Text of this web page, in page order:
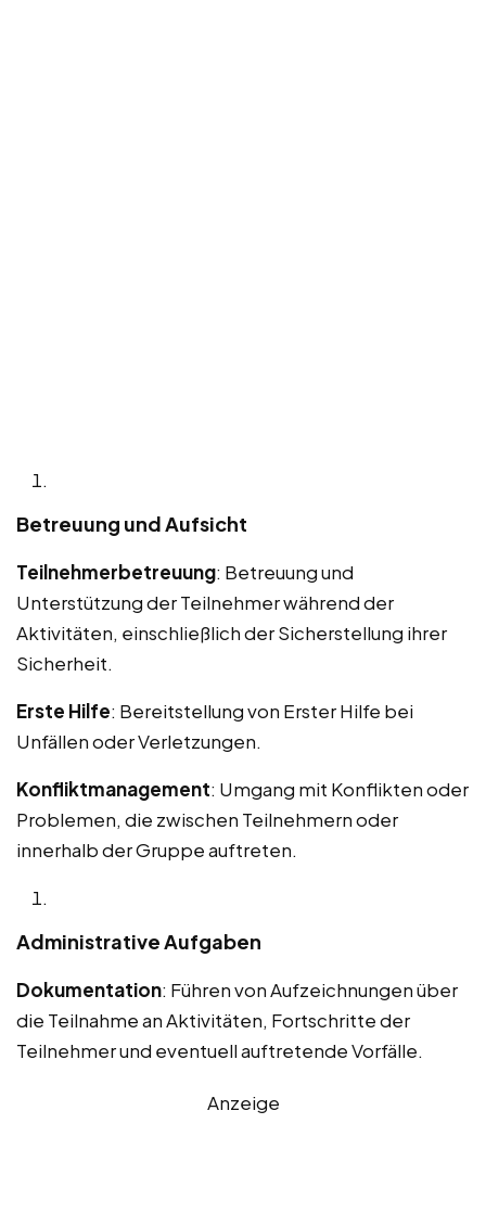
Betreuung und Aufsicht
Teilnehmerbetreuung: Betreuung und
Unterstützung der Teilnehmer während der
Aktivitäten, einschließlich der Sicherstellung ihrer
Sicherheit.
Erste Hilfe: Bereitstellung von Erster Hilfe bei
Unfällen oder Verletzungen.
Konfliktmanagement: Umgang mit Konflikten oder
Problemen, die zwischen Teilnehmern oder
innerhalb der Gruppe auftreten.
Administrative Aufgaben
Dokumentation: Führen von Aufzeichnungen über
die Teilnahme an Aktivitäten, Fortschritte der
Teilnehmer und eventuell auftretende Vorfälle.
Anzeige